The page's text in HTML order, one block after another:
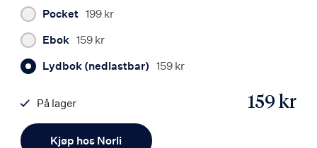
Pocket 199 kr
Ebok 159 kr
Lydbok (nedlastbar) 159 kr
Kjøp hos Norli
159 kr
På lager
9788203368660